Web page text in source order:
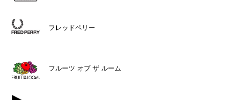
フレッドペリー
フルーツ オブ ザ ルーム